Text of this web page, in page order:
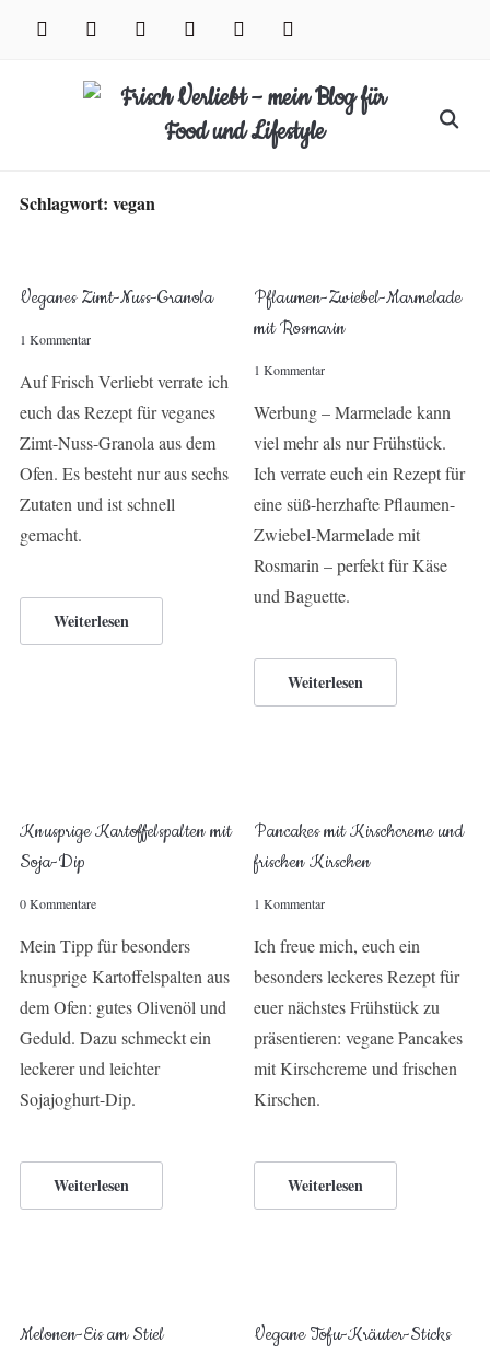
facebook instagram pinterest twitter xing youtube
Search
Schlagwort: vegan
Veganes Zimt-Nuss-Granola
1 Kommentar
Auf Frisch Verliebt verrate ich
euch das Rezept für veganes
Zimt-Nuss-Granola aus dem
Ofen. Es besteht nur aus sechs
Zutaten und ist schnell
gemacht.
Weiterlesen
Pflaumen-Zwiebel-Marmelade
mit Rosmarin
1 Kommentar
Werbung – Marmelade kann
viel mehr als nur Frühstück.
Ich verrate euch ein Rezept für
eine süß-herzhafte Pflaumen-
Zwiebel-Marmelade mit
Rosmarin – perfekt für Käse
und Baguette.
Weiterlesen
Knusprige Kartoffelspalten mit
Soja-Dip
0 Kommentare
Mein Tipp für besonders
knusprige Kartoffelspalten aus
dem Ofen: gutes Olivenöl und
Geduld. Dazu schmeckt ein
leckerer und leichter
Sojajoghurt-Dip.
Weiterlesen
Pancakes mit Kirschcreme und
frischen Kirschen
1 Kommentar
Ich freue mich, euch ein
besonders leckeres Rezept für
euer nächstes Frühstück zu
präsentieren: vegane Pancakes
mit Kirschcreme und frischen
Kirschen.
Weiterlesen
Melonen-Eis am Stiel Vegane Tofu-Kräuter-Sticks